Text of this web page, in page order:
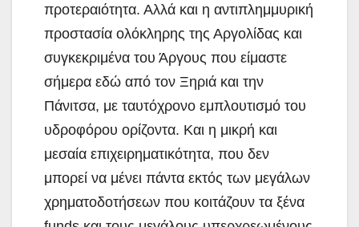
προτεραιότητα. Αλλά και η αντιπλημμυρική
προστασία ολόκληρης της Αργολίδας και
συγκεκριμένα του Άργους που είμαστε
σήμερα εδώ από τον Ξηριά και την
Πάνιτσα, με ταυτόχρονο εμπλουτισμό του
υδροφόρου ορίζοντα. Και η μικρή και
μεσαία επιχειρηματικότητα, που δεν
μπορεί να μένει πάντα εκτός των μεγάλων
χρηματοδοτήσεων που κοιτάζουν τα ξένα